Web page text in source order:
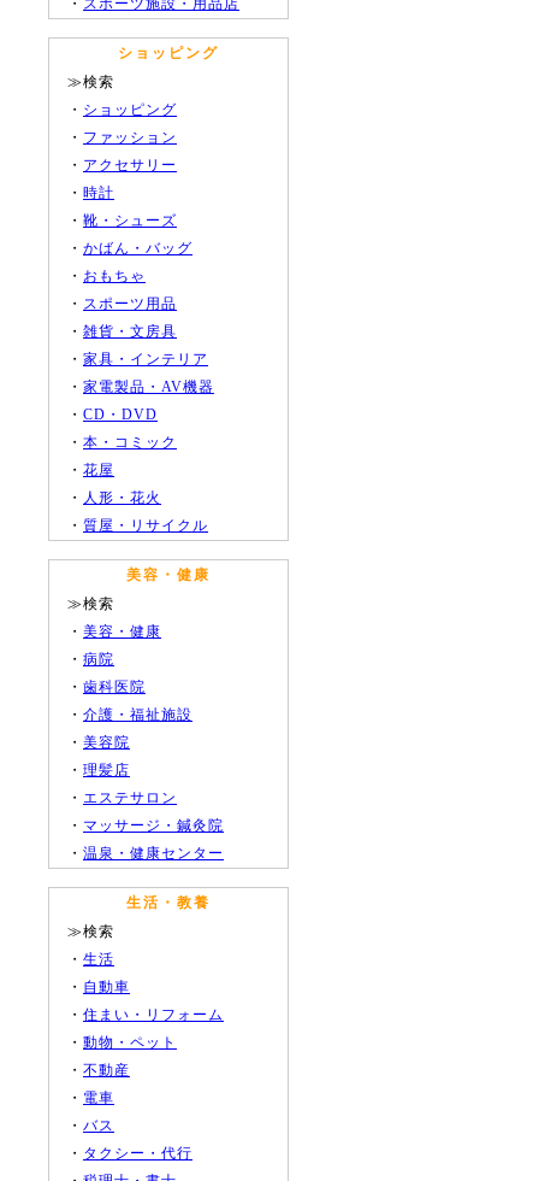
・ スポーツ施設・用品店
ショッピング
≫検索
・ ショッピング
・ ファッション
・ アクセサリー
・ 時計
・ 靴・シューズ
・ かばん・バッグ
・ おもちゃ
・ スポーツ用品
・ 雑貨・文房具
・ 家具・インテリア
・ 家電製品・AV機器
・ CD・DVD
・ 本・コミック
・ 花屋
・ 人形・花火
・ 質屋・リサイクル
美容・健康
≫検索
・ 美容・健康
・ 病院
・ 歯科医院
・ 介護・福祉施設
・ 美容院
・ 理髪店
・ エステサロン
・ マッサージ・鍼灸院
・ 温泉・健康センター
生活・教養
≫検索
・ 生活
・ 自動車
・ 住まい・リフォーム
・ 動物・ペット
・ 不動産
・ 電車
・ バス
・ タクシー・代行